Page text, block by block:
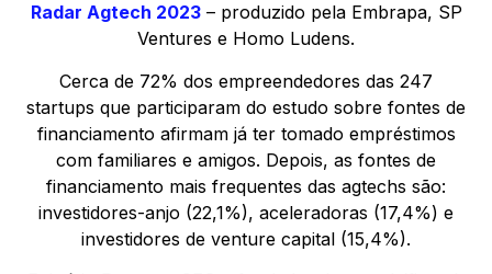
Radar Agtech 2023– produzido pela Embrapa, SP
Ventures e Homo Ludens.
Cerca de 72% dos empreendedores das 247
startups que participaram do estudo sobre fontes de
financiamento afirmam já ter tomado empréstimos
com familiares e amigos. Depois, as fontes de
financiamento mais frequentes das agtechs são:
investidores-anjo (22,1%), aceleradoras (17,4%) e
investidores de venture capital (15,4%).